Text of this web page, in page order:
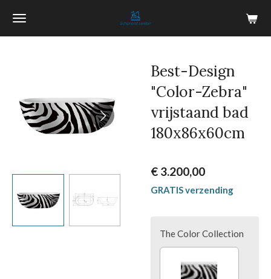
Ga
Best-Design
"Color-Zebra"
vrijstaand bad
180x86x60cm
€ 3.200,00
GRATIS verzending
The Color Collection